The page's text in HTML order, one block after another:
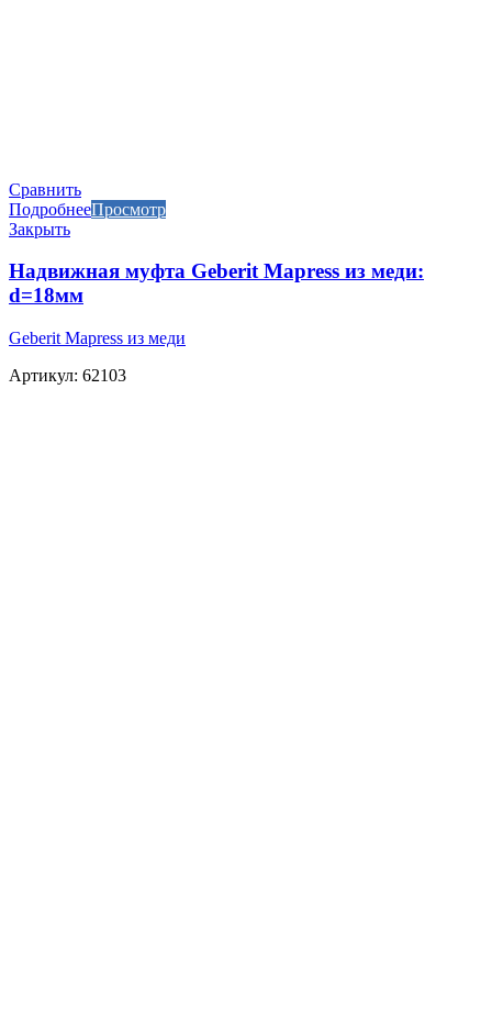
Сравнить
ПодробнееПросмотр
Закрыть
Надвижная муфта Geberit Mapress из меди:
d=18мм
Geberit Mapress из меди
Артикул: 62103